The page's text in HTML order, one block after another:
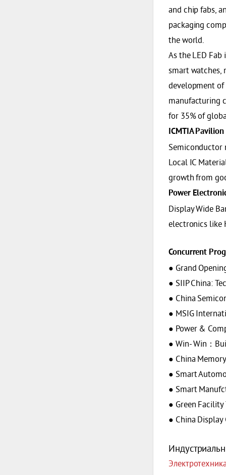
and chip fabs,
packaging
the world.
As the LED
smart watches,
development of
manufacturing
for 35% of
ICMTIA Pavilion
Local IC
growth from
Power
Display Wide
electronics like
Concurrent
● Grand
● SIIP China:
● China
● MSIG
● Power &
● Win- Win：
● China
● Smart
● Smart
● Green
● China